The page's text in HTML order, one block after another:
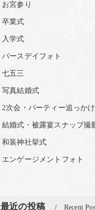
お宮参り
卒業式
入学式
バースデイフォト
七五三
写真結婚式
2次会・パーティー追っか
結婚式・被露宴スナップ撮
和装神社挙式
エンゲージメントフォト
最近の投稿 Recent